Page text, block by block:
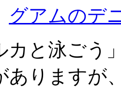
グアムのデ
カと泳ごう
ありますが